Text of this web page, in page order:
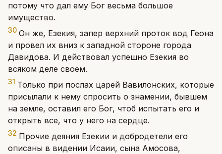
потому что дал ему Бог весьма большое
имущество.
30 Он же, Езекия, запер верхний проток вод Геона
и провел их вниз к западной стороне города
Давидова. И действовал успешно Езекия во
всяком деле своем.
31 Только при послах царей Вавилонских, которые
присылали к нему спросить о знамении, бывшем
на земле, оставил его Бог, чтоб испытать его и
открыть все, что у него на сердце.
32 Прочие деяния Езекии и добродетели его
описаны в видении Исаии, сына Амосова,